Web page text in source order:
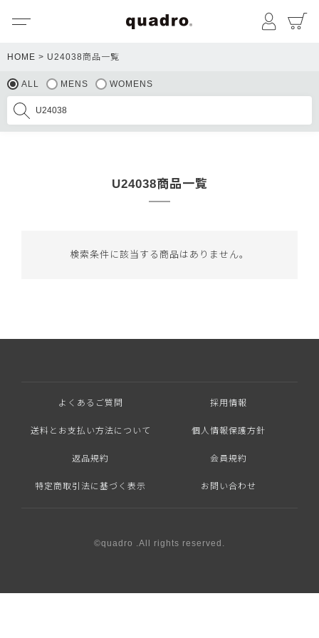
マイペ
HOME U24038商品一覧
ALL MENS WOMENS
U24038商品一覧
検索条件に該当する商品はありません。
よくあるご質問 採用情報
送料とお支払い方法について 個人情報保護方針
返品規約 会員規約
特定商取引法に基づく表示 お問い合わせ
©quadro .All rights reserved.